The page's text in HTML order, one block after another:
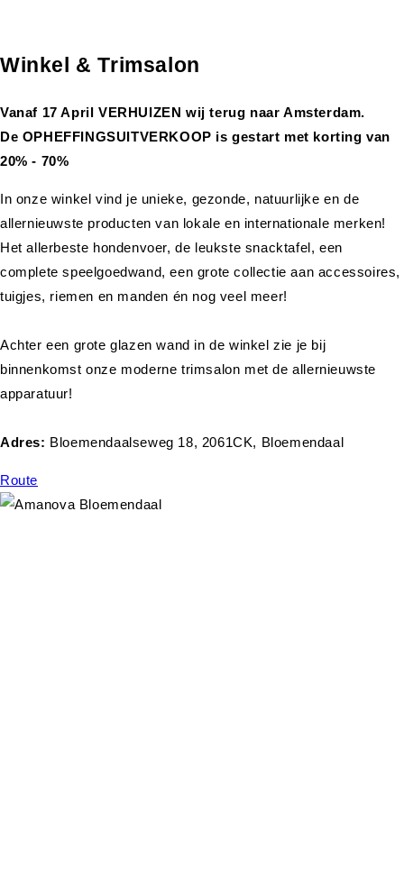
Winkel & Trimsalon
Vanaf 17 April VERHUIZEN wij terug naar Amsterdam.
De OPHEFFINGSUITVERKOOP is gestart met korting van
20% - 70%
In onze winkel vind je unieke, gezonde, natuurlijke en de
allernieuwste producten van lokale en internationale merken!
Het allerbeste hondenvoer, de leukste snacktafel, een
complete speelgoedwand, een grote collectie aan accessoires,
tuigjes, riemen en manden én nog veel meer!
Achter een grote glazen wand in de winkel zie je bij
binnenkomst onze moderne trimsalon met de allernieuwste
apparatuur!
Adres: Bloemendaalseweg 18, 2061CK, Bloemendaal
Route